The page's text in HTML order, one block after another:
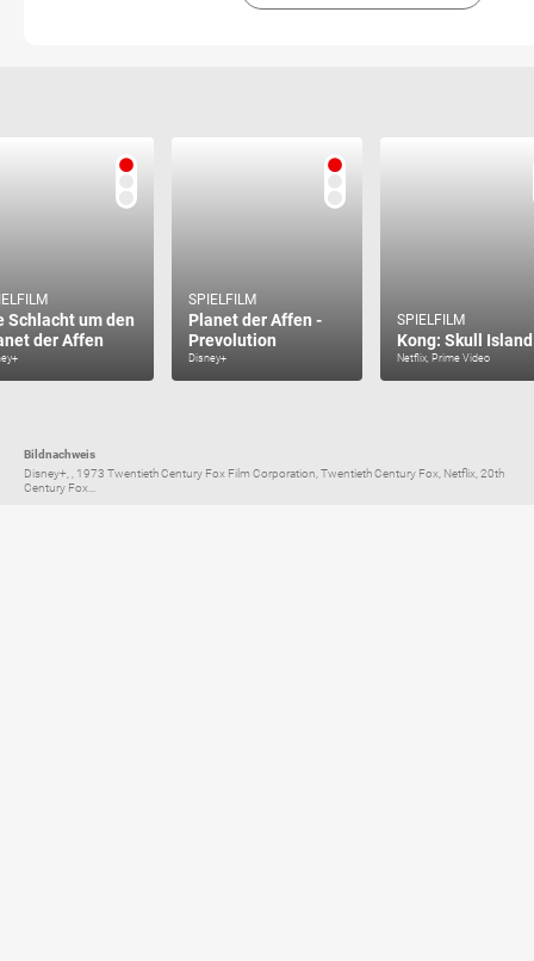
Schlacht um den
der Affen
SPIELFILM
Planet der Affen -
Prevolution
Disney+
SPIELFILM
Kong: Skull Island
Netflix, Prime Video
Bildnachweis
Disney+, , 1973 Twentieth Century Fox Film Corporation, Twentieth Century Fox, Netflix, 20th
Century Fox...